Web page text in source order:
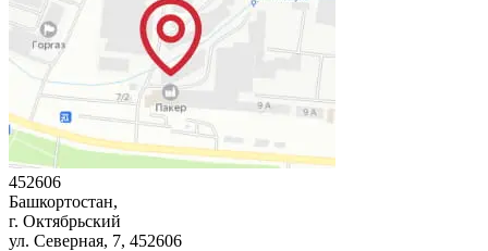
452606
Башкортостан,
г. Октябрьский
ул. Северная, 7, 452606